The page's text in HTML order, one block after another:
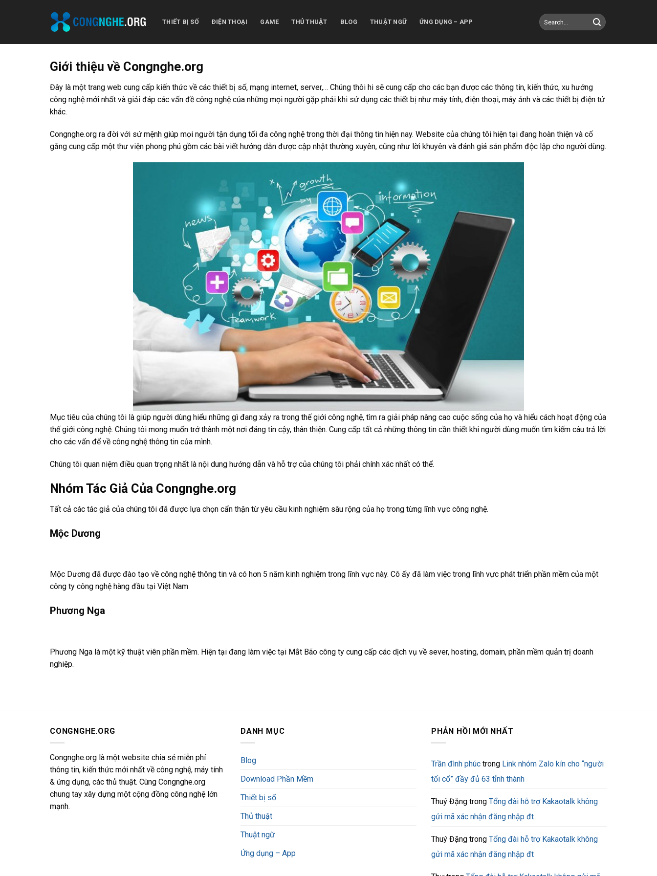
THIẾT BỊ SỐ ĐIỆN THOẠI GAME THỦ THUẬT BLOG THUẬT NGỮ ỨNG DỤNG – APP
Giới thiệu về Congnghe.org
Đây là một trang web cung cấp kiến thức về các thiết bị số, mạng internet, server,… Chúng thôi hi sẽ cung cấp cho các bạn được các thông tin, kiến thức, xu hướng
công nghệ mới nhất và giải đáp các vấn đề công nghệ của những mọi người gặp phải khi sử dụng các thiết bị như máy tính, điện thoại, máy ảnh và các thiết bị điện tử
khác.
Congnghe.org ra đời với sứ mệnh giúp mọi người tận dụng tối đa công nghệ trong thời đại thông tin hiện nay. Website của chúng tôi hiện tại đang hoàn thiện và cố
gắng cung cấp một thư viện phong phú gồm các bài viết hướng dẫn được cập nhật thường xuyên, cũng như lời khuyên và đánh giá sản phẩm độc lập cho người dùng.
Mục tiêu của chúng tôi là giúp người dùng hiểu những gì đang xảy ra trong thế giới công nghệ, tìm ra giải pháp nâng cao cuộc sống của họ và hiểu cách hoạt động của
thế giới công nghệ. Chúng tôi mong muốn trở thành một nơi đáng tin cậy, thân thiện. Cung cấp tất cả những thông tin cần thiết khi người dùng muốn tìm kiếm câu trả lời
cho các vấn để về công nghệ thông tin của mình.
Chúng tôi quan niệm điều quan trọng nhất là nội dung hướng dẫn và hỗ trợ của chúng tôi phải chính xác nhất có thể.
Nhóm Tác Giả Của Congnghe.org
Tất cả các tác giả của chúng tôi đã được lựa chọn cẩn thận từ yêu cầu kinh nghiệm sâu rộng của họ trong từng lĩnh vực công nghệ.
Mộc Dương
Mộc Dương đã được đào tạo về công nghệ thông tin và có hơn 5 năm kinh nghiệm trong lĩnh vực này. Cô ấy đã làm việc trong lĩnh vực phát triển phần mềm của một
công ty công nghệ hàng đầu tại Việt Nam
Phương Nga
Phương Nga là một kỹ thuật viên phần mềm. Hiện tại đang làm việc tại Mắt Bão công ty cung cấp các dịch vụ về sever, hosting, domain, phần mềm quản trị doanh
nghiệp.
CONGNGHE.ORG
Congnghe.org là một website chia sẻ miễn phí
thông tin, kiến thức mới nhất về công nghệ, máy tính
& ứng dụng, các thủ thuật. Cùng Congnghe.org
chung tay xây dựng một cộng đồng công nghệ lớn
mạnh.
DANH MỤC
Blog
Download Phần Mềm
Thiết bị số
Thủ thuật
Thuật ngữ
Ứng dụng – App
PHẢN HỒI MỚI NHẤT
Trần đình phúc trong Link nhóm Zalo kín cho “người
tối cổ” đầy đủ 63 tỉnh thành
Thuý Đặng trong Tổng đài hỗ trợ Kakaotalk không
gửi mã xác nhận đăng nhập đt
Thuý Đặng trong Tổng đài hỗ trợ Kakaotalk không
gửi mã xác nhận đăng nhập đt